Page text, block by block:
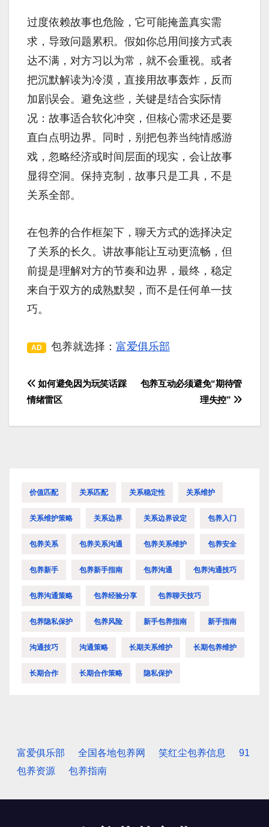
过度依赖故事也危险，它可能掩盖真实需
求，导致问题累积。假如你总用间接方式表
达不满，对方习以为常，就不会重视。或者
把沉默解读为冷漠，直接用故事轰炸，反而
加剧误会。避免这些，关键是结合实际情
况：故事适合软化冲突，但核心需求还是要
直白点明边界。同时，别把包养当纯情感游
戏，忽略经济或时间层面的现实，会让故事
显得空洞。保持克制，故事只是工具，不是
关系全部。
在包养的合作框架下，聊天方式的选择决定
了关系的长久。讲故事能让互动更流畅，但
前提是理解对方的节奏和边界，最终，稳定
来自于双方的成熟默契，而不是任何单一技
巧。
AD 包养就选择： 富爱俱乐部
文
导
包养互动必须避免“期待管
理失控”
如何避免因为玩笑话踩
情绪雷区
价值匹配 关系匹配 关系稳定性 关系维护
关系维护策略 关系边界 关系边界设定 包养入门
包养关系 包养关系沟通 包养关系维护 包养安全
包养新手 包养新手指南 包养沟通 包养沟通技巧
包养沟通策略 包养经验分享 包养聊天技巧
包养隐私保护 包养风险 新手包养指南 新手指南
沟通技巧 沟通策略 长期关系维护 长期包养维护
长期合作 长期合作策略 隐私保护
富爱俱乐部 全国各地包养网 笑红尘包养信息
91
包养资源
包养指南